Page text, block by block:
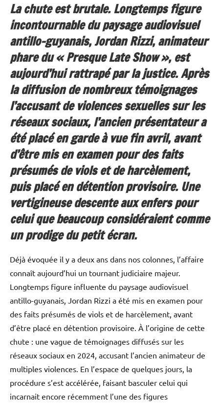
La chute est brutale. Longtemps figure
incontournable du paysage audiovisuel
antillo-guyanais, Jordan Rizzi, animateur
phare du « Presque Late Show », est
aujourd’hui rattrapé par la justice. Après
la diffusion de nombreux témoignages
l’accusant de violences sexuelles sur les
réseaux sociaux, l’ancien présentateur a
été placé en garde à vue fin avril, avant
d’être mis en examen pour des faits
présumés de viols et de harcèlement,
puis placé en détention provisoire. Une
vertigineuse descente aux enfers pour
celui que beaucoup considéraient comme
un prodige du petit écran.
Déjà évoquée il y a deux ans dans nos colonnes, l’affaire
connaît aujourd’hui un tournant judiciaire majeur.
Longtemps figure influente du paysage audiovisuel
antillo-guyanais, Jordan Rizzi a été mis en examen pour
des faits présumés de viols et de harcèlement, avant
d’être placé en détention provisoire. À l’origine de cette
chute : une vague de témoignages diffusés sur les
réseaux sociaux en 2024, accusant l’ancien animateur de
multiples violences. En l’espace de quelques jours, la
procédure s’est accélérée, faisant basculer celui qui
incarnait encore récemment l’une des figures